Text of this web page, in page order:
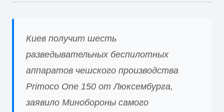
Киев получит шесть
разведывательных беспилотных
аппаратов чешского производства
Primoco One 150 от Люксембурга,
заявило Минобороны самого